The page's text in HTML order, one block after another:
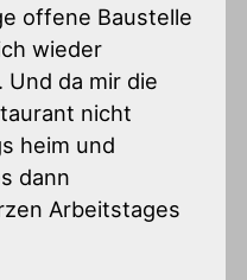
offene Baustelle
wieder
da mir die
nicht
heim und
dann
Arbeitstages